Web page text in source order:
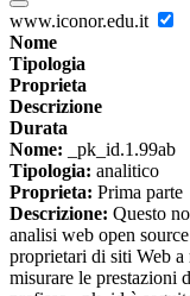
www.iconor.edu.it
Nome
Tipologia
Proprieta
Descrizione
Durata
Nome: _pk_id.1.99ab
Tipologia: analitico
Proprieta: Prima parte
Descrizione: Questo
analisi web open
proprietari di siti Web
misurare le prestazioni